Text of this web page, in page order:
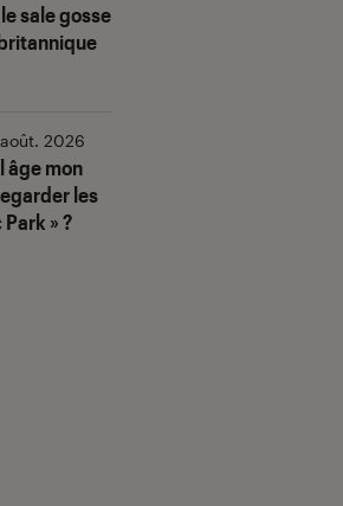
sale gosse
âge mon
les
» ?
2026